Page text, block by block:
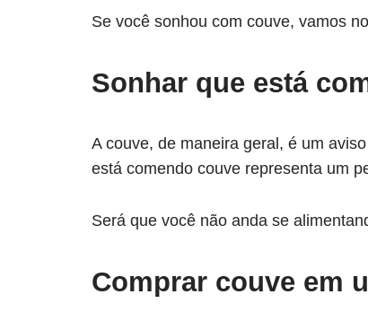
Se você sonhou com couve, vamos
Sonhar que está
A couve, de maneira geral, é um
está comendo couve representa um
Será que você não anda se
Comprar couve em